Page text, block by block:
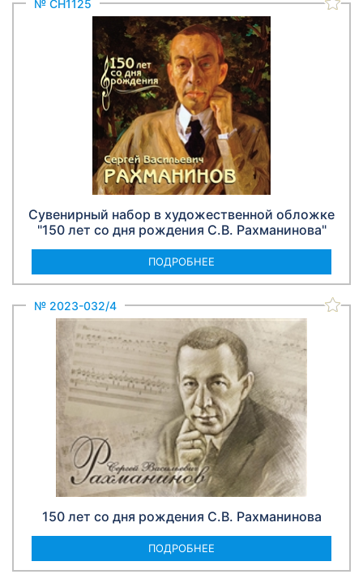
№ СН1125
Сувенирный набор в художественной обложке
"150 лет со дня рождения С.В. Рахманинова"
ПОДРОБНЕЕ
№ 2023-032/4
150 лет со дня рождения С.В. Рахманинова
ПОДРОБНЕЕ